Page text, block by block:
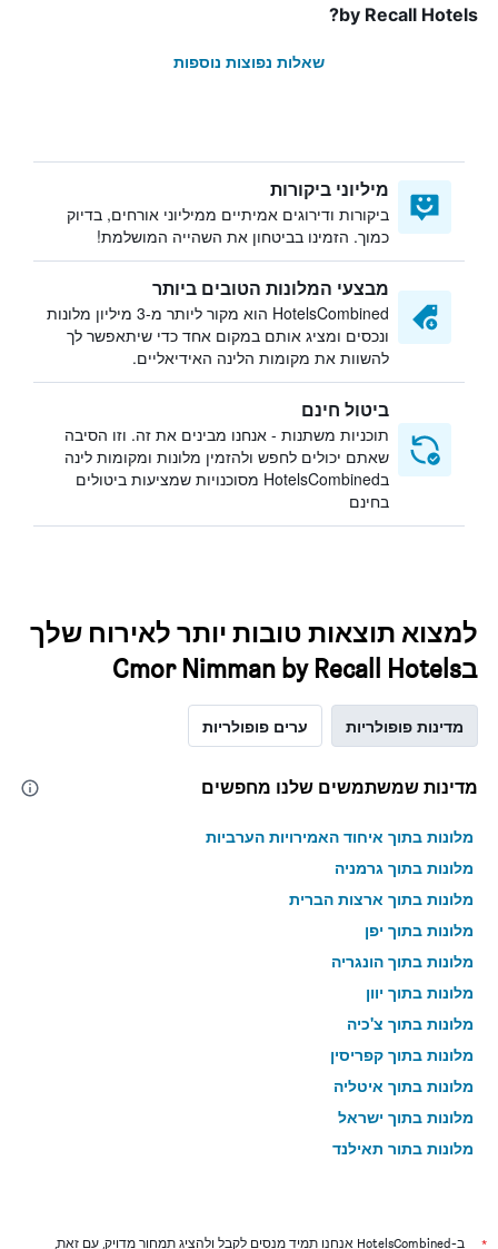
by Recall Hotels?
שאלות נפוצות נוספות
מיליוני ביקורות
ביקורות ודירוגים אמיתיים ממיליוני אורחים, בדיוק
כמוך. הזמינו בביטחון את השהייה המושלמת!
מבצעי המלונות הטובים ביותר
HotelsCombined הוא מקור ליותר מ-3 מיליון מלונות
ונכסים ומציג אותם במקום אחד כדי שיתאפשר לך
להשוות את מקומות הלינה האידיאליים.
ביטול חינם
תוכניות משתנות - אנחנו מבינים את זה. וזו הסיבה
שאתם יכולים לחפש ולהזמין מלונות ומקומות לינה
בHotelsCombined מסוכנויות שמציעות ביטולים
בחינם
למצוא תוצאות טובות יותר לאירוח שלך
בCmor Nimman by Recall Hotels
מדינות פופולריות ערים פופולריות
מדינות שמשתמשים שלנו מחפשים
מלונות בתוך איחוד האמירויות הערביות
מלונות בתוך גרמניה
מלונות בתוך ארצות הברית
מלונות בתוך יפן
מלונות בתוך הונגריה
מלונות בתוך יוון
מלונות בתוך צ'כיה
מלונות בתוך קפריסין
מלונות בתוך איטליה
מלונות בתוך ישראל
מלונות בתוך תאילנד
ב-HotelsCombined אנחנו תמיד מנסים לקבל ולהציג תמחור מדויק, עם זאת,